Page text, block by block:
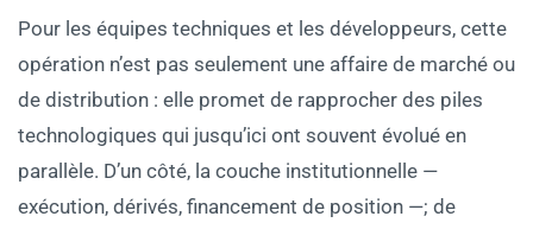
Pour les équipes techniques et les développeurs, cette
opération n’est pas seulement une affaire de marché ou
de distribution : elle promet de rapprocher des piles
technologiques qui jusqu’ici ont souvent évolué en
parallèle. D’un côté, la couche institutionnelle —
exécution, dérivés, financement de position —; de